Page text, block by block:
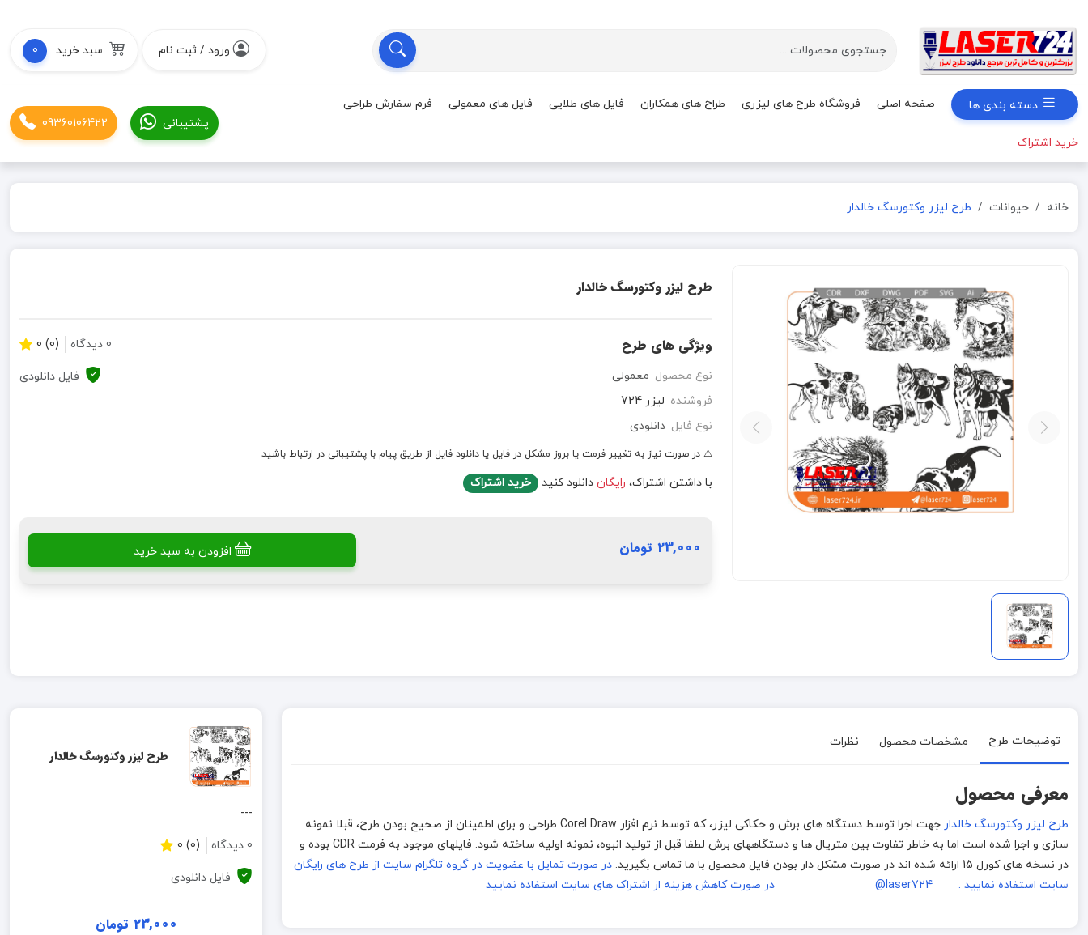
ورود / ثبت نام سبد خرید 0
دسته بندی ها صفحه اصلی فروشگاه طرح های لیزری طراح های همکاران فایل های طلایی فایل های معمولی فرم سفارش طراحی
خرید اشتراک
پشتیبانی 09360106422
خانه حیوانات طرح لیزر وکتورسگ خالدار
طرح لیزر وکتورسگ خالدار
ویژگی های طرح
نوع محصول معمولی
فروشنده لیزر 724
نوع فایل دانلودی
0 دیدگاه (0) 0
فایل دانلودی
⚠️ در صورت نیاز به تغییر فرمت یا بروز مشکل در فایل یا دانلود فایل از طریق پیام با پشتیبانی در ارتباط باشید
با داشتن اشتراک، رایگان دانلود کنید خرید اشتراک
23,000 تومان افزودن به سبد خرید
توضیحات طرح مشخصات محصول نظرات
معرفی محصول
طرح لیزر وکتورسگ خالدار
جهت اجرا توسط دستگاه های برش و حکاکی لیزر، که توسط نرم افزار Corel Draw طراحی و برای اطمینان از صحیح بودن طرح، قبلا نمونه
سازی و اجرا شده است اما به خاطر تفاوت بین متریال ها و دستگاههای برش لطفا قبل از تولید انبوه، نمونه اولیه ساخته شود. فایلهای موجود به فرمت CDR بوده و
در نسخه های کورل 15 ارائه شده اند در صورت مشکل دار بودن فایل محصول با ما تماس بگیرید.
در صورت تمایل با عضویت در گروه تلگرام سایت از طرح های رایگان
سایت استفاده نمایید . laser724@
در صورت کاهش هزینه از اشتراک های سایت استفاده نمایید
طرح لیزر وکتورسگ خالدار
---
0 دیدگاه (0) 0
فایل دانلودی
23,000 تومان